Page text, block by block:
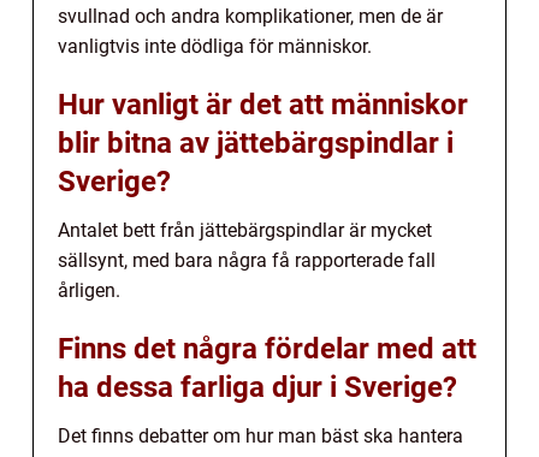
svullnad och andra komplikationer, men de är
vanligtvis inte dödliga för människor.
Hur vanligt är det att människor
blir bitna av jättebärgspindlar i
Sverige?
Antalet bett från jättebärgspindlar är mycket
sällsynt, med bara några få rapporterade fall
årligen.
Finns det några fördelar med att
ha dessa farliga djur i Sverige?
Det finns debatter om hur man bäst ska hantera